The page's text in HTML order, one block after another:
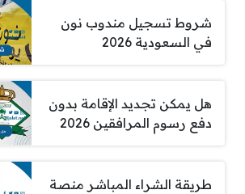
شروط تسجيل مندوب نون
في السعودية 2026
هل يمكن تجديد الإقامة بدون
دفع رسوم المرافقين 2026
طريقة الشراء المباشر منصة